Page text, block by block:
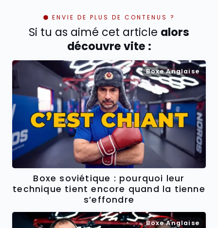
ENVIE DE PLUS DE CONTENUS ?
Si tu as aimé cet article alors
découvre vite :
Boxe Anglaise
Boxe soviétique : pourquoi leur
technique tient encore quand la tienne
s’effondre
Boxe Anglaise